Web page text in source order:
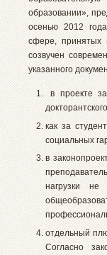
образовании»,
осенью 2012 года
сфере, принятых
созвучен
указанного
в проекте
как за
социальных
в
нагрузки
отдельный
Согласно